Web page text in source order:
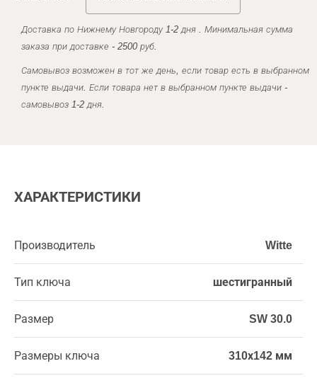
Доставка по Нижнему Новгороду 1-2 дня . Минимальная сумма
заказа при доставке - 2500 руб.
Самовывоз возможен в тот же день, если товар есть в выбранном
пункте выдачи. Если товара нет в выбранном пункте выдачи -
самовывоз 1-2 дня.
ХАРАКТЕРИСТИКИ
Производитель Witte
Тип ключа шестигранный
Размер SW 30.0
Размеры ключа 310х142 мм